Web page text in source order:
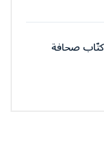
كتّاب صحافة